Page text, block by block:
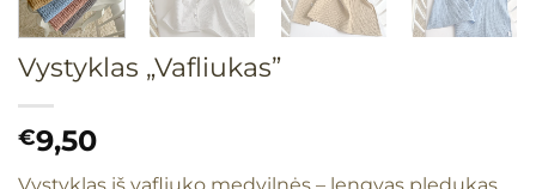
Vystyklas „Vafliukas”
€9,50
Vystyklas iš vafliuko medvilnės – lengvas pledukas